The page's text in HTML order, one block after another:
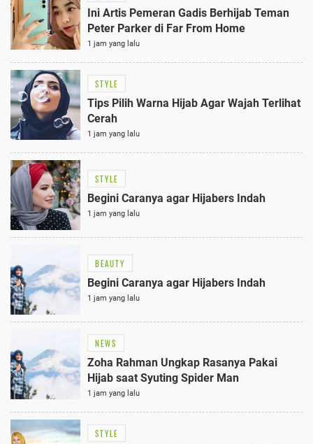
Ini Artis Pemeran Gadis Berhijab Teman
Peter Parker di Far From Home
1 jam yang lalu
STYLE
Tips Pilih Warna Hijab Agar Wajah Terlihat
Cerah
1 jam yang lalu
STYLE
Begini Caranya agar Hijabers Indah
1 jam yang lalu
BEAUTY
Begini Caranya agar Hijabers Indah
1 jam yang lalu
NEWS
Zoha Rahman Ungkap Rasanya Pakai
Hijab saat Syuting Spider Man
1 jam yang lalu
STYLE